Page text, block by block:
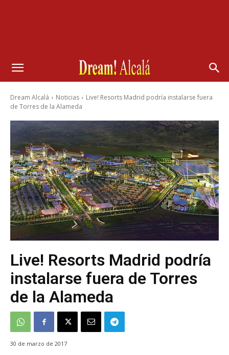
Dream Alcalá Noticias
Live! Resorts Madrid podría instalarse fuera
de Torres de la Alameda
Live! Resorts Madrid podría
instalarse fuera de Torres
de la Alameda
30 de marzo de 2017